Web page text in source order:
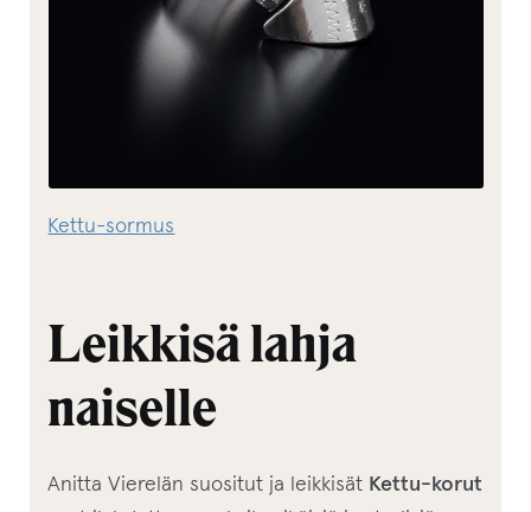
Kettu-sormus
Leikkisä lahja
naiselle
Anitta Vierelän suositut ja leikkisät Kettu-korut